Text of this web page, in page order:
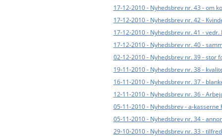
17-12-2010 - Nyhedsbrev nr. 43 - om
17-12-2010 - Nyhedsbrev nr. 42 -
17-12-2010 - Nyhedsbrev nr. 41 -
17-12-2010 - Nyhedsbrev nr. 40 -
02-12-2010 - Nyhedsbrev nr. 39 - stor
19-11-2010 - Nyhedsbrev nr. 38 -
16-11-2010 - Nyhedsbrev nr. 37 -
12-11-2010 - Nyhedsbrev nr. 36 -
05-11-2010 - Nyhedsbrev - a-
05-11-2010 - Nyhedsbrev nr. 34 -
29-10-2010 - Nyhedsbrev nr. 33 -